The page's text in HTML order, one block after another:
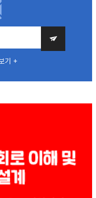
기 +